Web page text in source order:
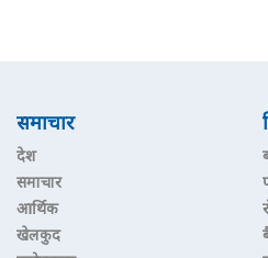
समाचार
देश
समाचार
आर्थिक
खेलकुद